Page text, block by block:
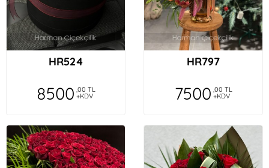
HR524
8500 ,00 TL
+KDV
HR797
7500 ,00 TL
+KDV